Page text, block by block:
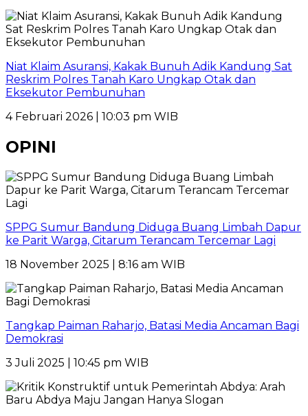
Niat Klaim Asuransi, Kakak Bunuh Adik Kandung Sat
Reskrim Polres Tanah Karo Ungkap Otak dan
Eksekutor Pembunuhan
4 Februari 2026 | 10:03 pm WIB
OPINI
SPPG Sumur Bandung Diduga Buang Limbah Dapur
ke Parit Warga, Citarum Terancam Tercemar Lagi
18 November 2025 | 8:16 am WIB
Tangkap Paiman Raharjo, Batasi Media Ancaman Bagi
Demokrasi
3 Juli 2025 | 10:45 pm WIB